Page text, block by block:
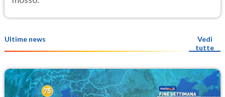
Ultime news
Vedi
tutte